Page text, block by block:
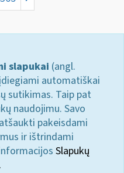
slapukai (angl.
automatiškai
sutikimas. Taip pat
naudojimu. Savo
pakeisdami
ir ištrindami
Slapukų